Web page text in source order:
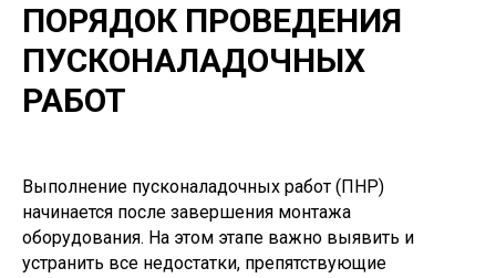
ПОРЯДОК ПРОВЕДЕНИЯ
ПУСКОНАЛАДОЧНЫХ
РАБОТ
Выполнение пусконаладочных работ (ПНР)
начинается после завершения монтажа
оборудования. На этом этапе важно выявить и
устранить все недостатки, препятствующие